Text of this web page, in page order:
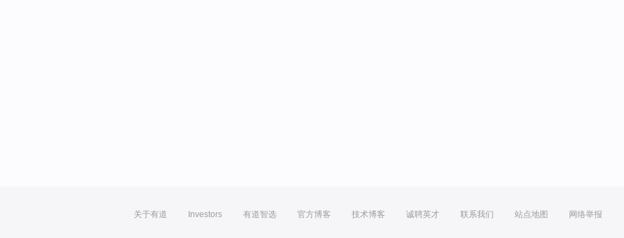
关于有道 Investors 有道智选 官方博客 技术博客 诚聘英才 联系我们 站点地图 网络举报